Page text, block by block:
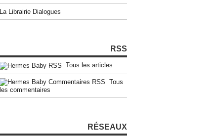
La Librairie Dialogues
RSS
Tous les articles
Tous
les commentaires
RÉSEAUX